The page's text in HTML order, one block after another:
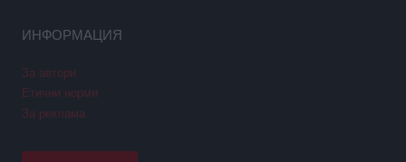
ИНФОРМАЦИЯ
За автори
Етични норми
За реклама